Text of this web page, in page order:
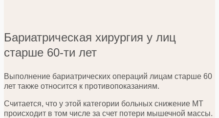
Бариатрическая хирургия у лиц
старше 60-ти лет
Выполнение бариатрических операций лицам старше 60
лет также относится к противопоказаниям.
Считается, что у этой категории больных снижение МТ
происходит в том числе за счет потери мышечной массы.